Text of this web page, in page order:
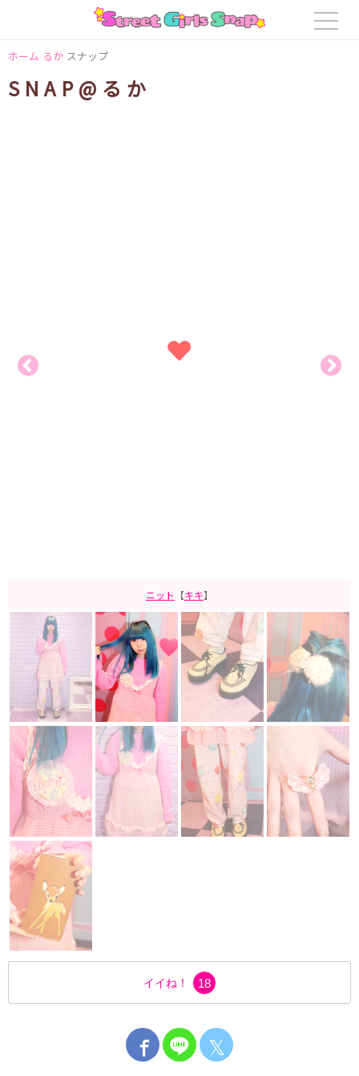
ホーム るか スナップ
SNAP@るか
ニット 【キキ】
イイね！ 18
𝕏